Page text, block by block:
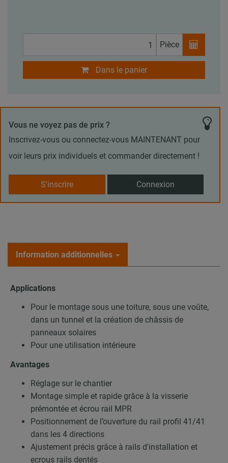
Pièce
Dans le panier
Vous ne voyez pas de prix ?
Inscrivez-vous ou connectez-vous MAINTENANT pour
voir leurs prix individuels et commander directement !
S'inscrire Connexion
Information additionnelles
Applications
Pour le montage sous une toiture, sous une voûte,
dans un tunnel et la création de châssis de
panneaux solaires
Pour une utilisation intérieure
Avantages
Réglage sur le chantier
Montage simple et rapide grâce à la visserie
prémontée et écrou rail MPR
Positionnement de l’ouverture du rail profil 41/41
dans les 4 directions
Ajustement précis grâce à rails d'installation et
ecrous rails dentés